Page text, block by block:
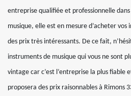
entreprise qualifiée et professionnelle
musique, elle est en mesure d’acheter
des prix très intéressants. De ce fait,
instruments de musique qui vous ne sont
vintage car c’est l’entreprise la plus fiable
proposera des prix raisonnables à Rimons